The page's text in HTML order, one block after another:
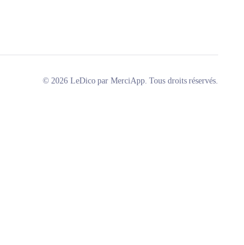
© 2026 LeDico par MerciApp. Tous droits réservés.